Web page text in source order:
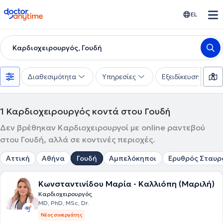
doctoranytime EL
Καρδιοχειρουργός, Γουδή
Διαθεσιμότητα Υπηρεσίες Εξειδίκευση
1 Καρδιοχειρουργός κοντά στου Γουδή
Δεν βρέθηκαν Καρδιοχειρουργοί με online ραντεβού
στου Γουδή, αλλά σε κοντινές περιοχές.
Αττική Αθήνα Γουδή Αμπελόκηποι Ερυθρός
Κωνσταντινίδου Μαρία - Καλλιόπη (Μαριλή)
Καρδιοχειρουργός
MD, PhD, MSc, Dr.
Νέος συνεργάτης